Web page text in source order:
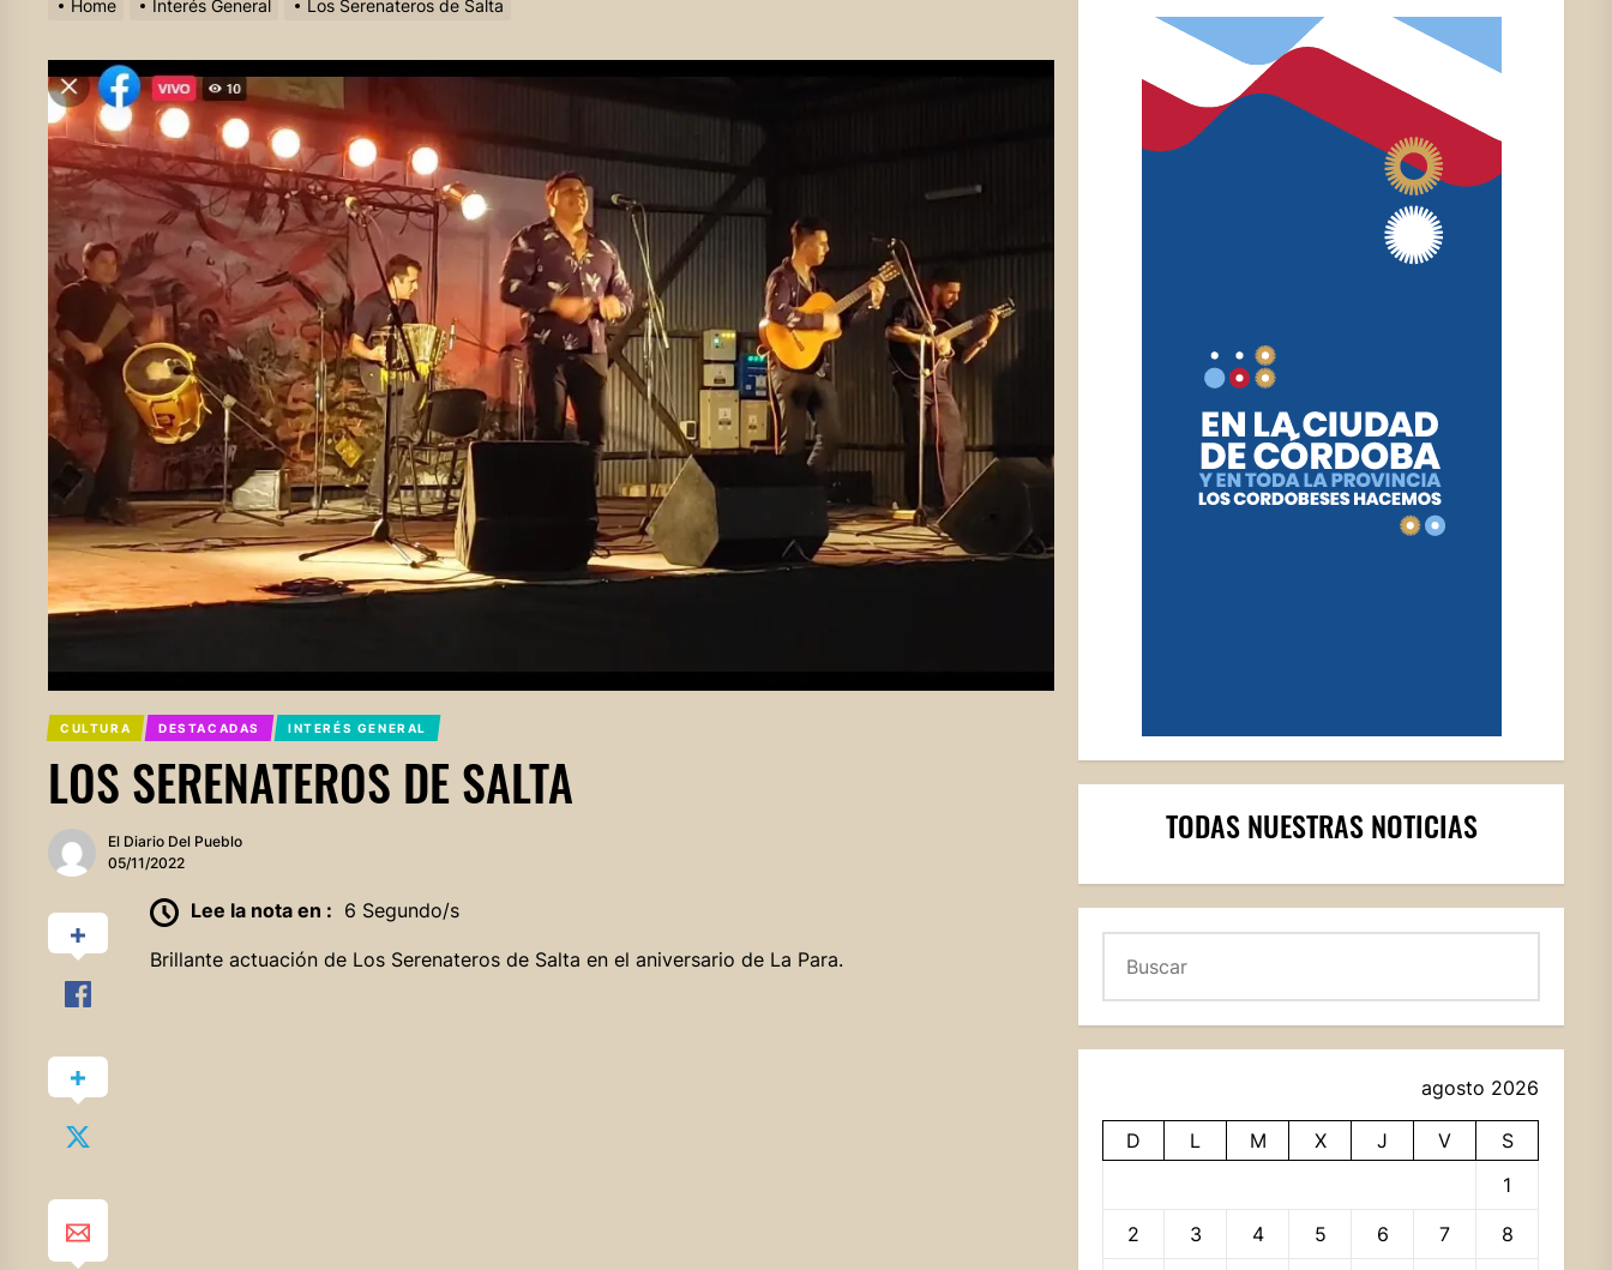
Home Interés General Los Serenateros de Salta
CULTURA DESTACADAS INTERÉS GENERAL
LOS SERENATEROS DE SALTA
El Diario Del Pueblo
05/11/2022
Lee la nota en : 6 Segundo/s
Brillante actuación de Los Serenateros de Salta en el aniversario de La Para.
TODAS NUESTRAS NOTICIAS
agosto 2026
D L M X J V
S
1
2 3 4 5 6 7 8